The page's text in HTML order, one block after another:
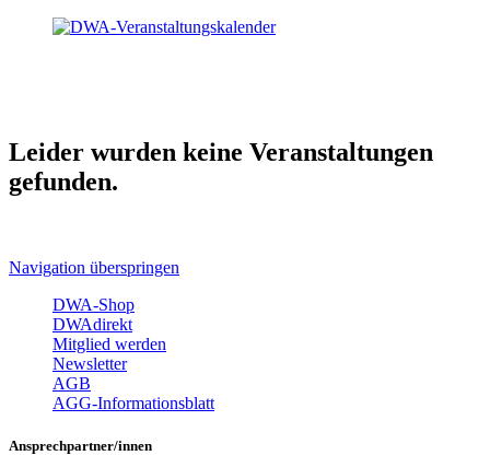
Leider wurden keine Veranstaltungen
gefunden.
Navigation überspringen
DWA-Shop
DWAdirekt
Mitglied werden
Newsletter
AGB
AGG-Informationsblatt
Ansprechpartner/innen